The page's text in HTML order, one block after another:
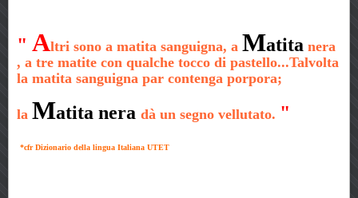
" Altri sono a matita sanguigna, a Matita nera
, a tre matite con qualche tocco di pastello...Talvolta
la matita sanguigna par contenga porpora;
la Matita nera dà un segno vellutato. "
*cfr Dizionario della lingua Italiana UTET